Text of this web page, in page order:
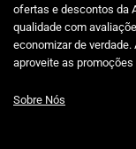
ofertas e descontos da
qualidade com
economizar de
aproveite as
Sobre Nós